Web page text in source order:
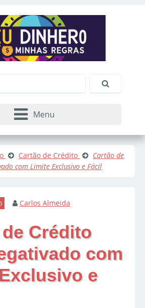
Menu
Cartão de Crédito
Cartão de
com Limite Exclusivo e Fácil
Carlos Almeida
Crédito
com
e